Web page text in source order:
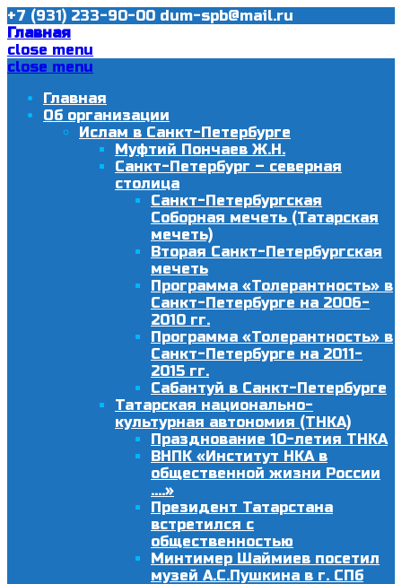
+7 (931) 233-90-00 dum-spb@mail.ru
Главная
close menu
close menu
Главная
Об организации
Ислам в Санкт-Петербурге
Муфтий Пончаев Ж.Н.
Санкт-Петербург – северная
столица
Санкт-Петербургская
Соборная мечеть (Татарская
мечеть)
Вторая Санкт-Петербургская
мечеть
Программа «Толерантность» в
Санкт-Петербурге на 2006-
2010 гг.
Программа «Толерантность» в
Санкт-Петербурге на 2011-
2015 гг.
Сабантуй в Санкт-Петербурге
Татарская национально-
культурная автономия (ТНКА)
Празднование 10-летия ТНКА
ВНПК «Институт НКА в
общественной жизни России
….»
Президент Татарстана
встретился с
общественностью
Минтимер Шаймиев посетил
музей А.С.Пушкина в г. СПб